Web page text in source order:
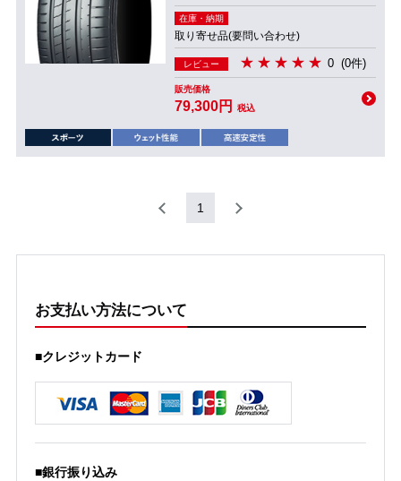
在庫・納期
取り寄せ品(要問い合わせ)
レビュー 0 (0件)
販売価格
79,300円 税込
1
お支払い方法について
■クレジットカード
■銀行振り込み